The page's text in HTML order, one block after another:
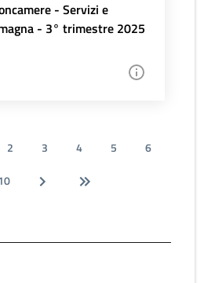
- Servizi e
- 3° trimestre 2025
2 3 4 5
6